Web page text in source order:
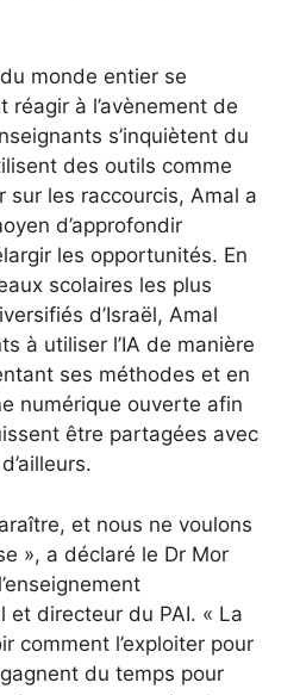
monde entier se
à l’avènement de
s’inquiètent du
des outils comme
sur les raccourcis, Amal a
d’approfondir
les opportunités. En
scolaires les plus
d’Israël, Amal
à utiliser l’IA de manière
ses méthodes et en
numérique ouverte afin
être partagées avec
et nous ne voulons
», a déclaré le Dr Mor
et directeur du PAI. « La
comment l’exploiter pour
du temps pour